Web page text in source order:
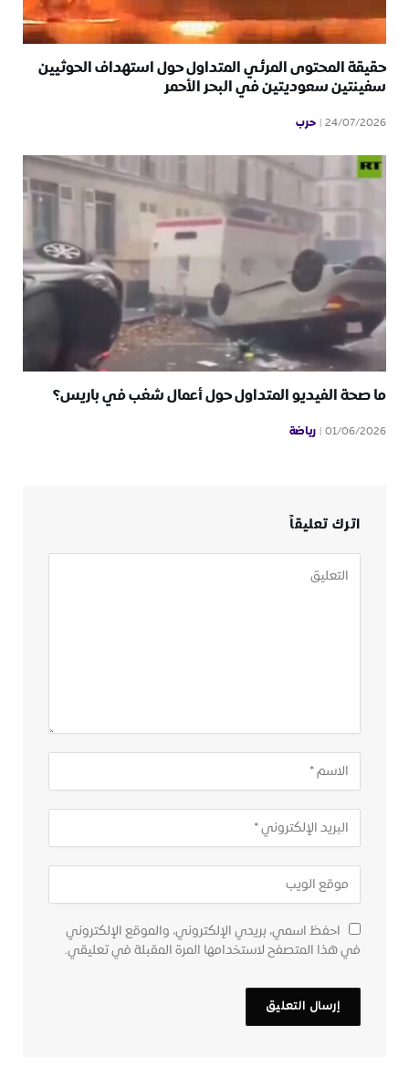
حقيقة المحتوى المرئي المتداول حول استهداف الحوثيين
سفينتين سعوديتين في البحر الأحمر
24/07/2026 حرب
ما صحة الفيديو المتداول حول أعمال شغب في باريس؟
01/06/2026 رياضة
اترك تعليقاً
احفظ اسمي، بريدي الإلكتروني، والموقع الإلكتروني
في هذا المتصفح لاستخدامها المرة المقبلة في تعليقي.